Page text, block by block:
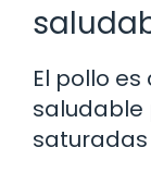
El pollo
saludable